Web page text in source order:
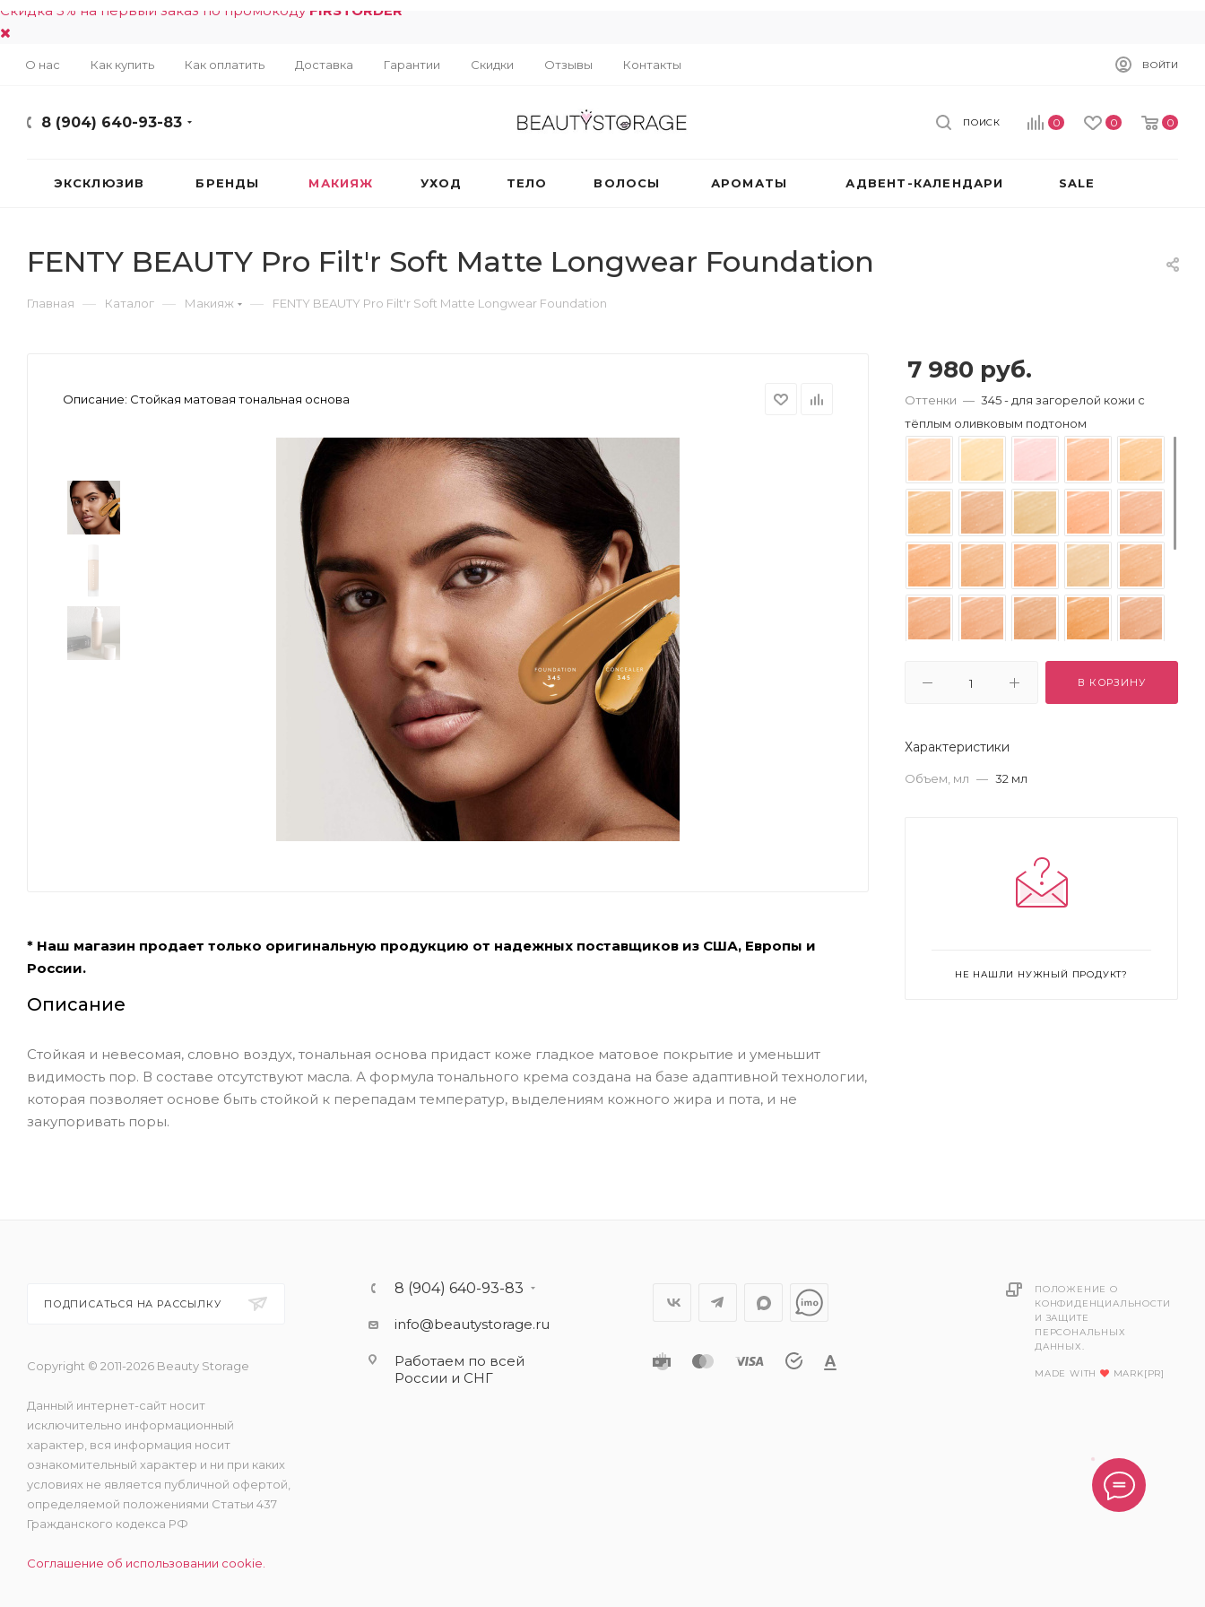
Скидка 5% на первый заказ по промокоду FIRSTORDER
О нас Как купить Как оплатить Доставка Гарантии Скидки Отзывы Контакты ВОЙТИ
8 (904) 640-93-83 0 0 0
ПОИСК
ЭКСКЛЮЗИВ БРЕНДЫ МАКИЯЖ УХОД ТЕЛО ВОЛОСЫ АРОМАТЫ АДВЕНТ-КАЛЕНДАРИ SALE
FENTY BEAUTY Pro Filt'r Soft Matte Longwear Foundation
Главная — Каталог — Макияж — FENTY BEAUTY Pro Filt'r Soft Matte Longwear Foundation
Описание: Стойкая матовая тональная основа
* Наш магазин продает только оригинальную продукцию от надежных поставщиков из США, Европы и
России.
Описание
Стойкая и невесомая, словно воздух, тональная основа придаст коже гладкое матовое покрытие и уменьшит
видимость пор. В составе отсутствуют масла. А формула тонального крема создана на базе адаптивной технологии,
которая позволяет основе быть стойкой к перепадам температур, выделениям кожного жира и пота, и не
закупоривать поры.
7 980 руб.
Оттенки — 345 - для загорелой кожи с
тёплым оливковым подтоном
В КОРЗИНУ
Характеристики
Объем, мл — 32 мл
НЕ НАШЛИ НУЖНЫЙ ПРОДУКТ?
ПОДПИСАТЬСЯ НА РАССЫЛКУ
Copyright © 2011-2026 Beauty Storage
Данный интернет-сайт носит
исключительно информационный
характер, вся информация носит
ознакомительный характер и ни при каких
условиях не является публичной офертой,
определяемой положениями Статьи 437
Гражданского кодекса РФ
Соглашение об использовании cookie.
8 (904) 640-93-83
info@beautystorage.ru
Работаем по всей
России и СНГ
ПОЛОЖЕНИЕ О
КОНФИДЕНЦИАЛЬНОСТИ
И ЗАЩИТЕ
ПЕРСОНАЛЬНЫХ
ДАННЫХ.
MADE WITH MARK[PR]